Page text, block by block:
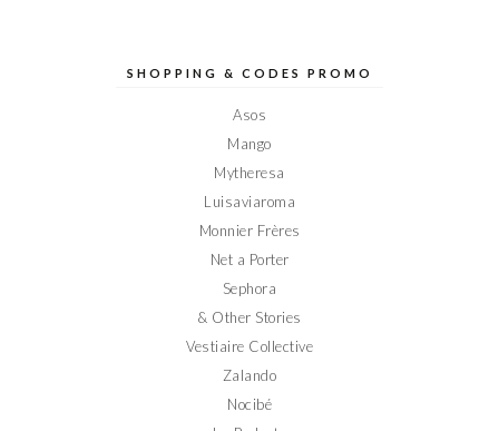
sursur sur sur sur
SHOPPING & CODES PROMO
Asos
Mango
Mytheresa
Luisaviaroma
Monnier Frères
Net a Porter
Sephora
& Other Stories
Vestiaire Collective
Zalando
Nocibé